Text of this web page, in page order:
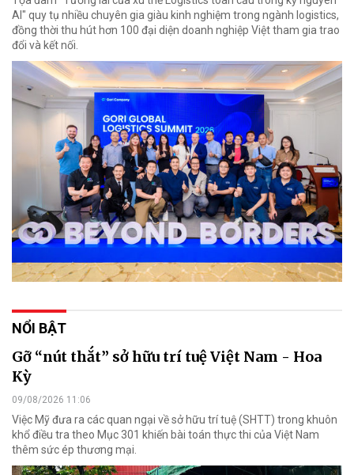
AI" quy tụ nhiều chuyên gia giàu kinh nghiệm trong ngành logistics,
đồng thời thu hút hơn 100 đại diện doanh nghiệp Việt tham gia trao
đổi và kết nối.
NỔI BẬT
Gỡ “nút thắt” sở hữu trí tuệ Việt Nam - Hoa
Kỳ
09/08/2026 11:06
Việc Mỹ đưa ra các quan ngại về sở hữu trí tuệ (SHTT) trong khuôn
khổ điều tra theo Mục 301 khiến bài toán thực thi của Việt Nam
thêm sức ép thương mại.